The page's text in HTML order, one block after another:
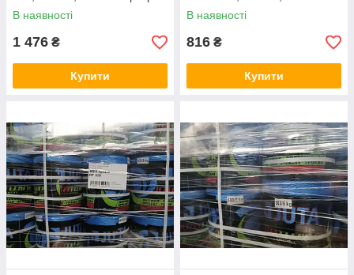
з ПДВ
В наявності
1 476 ₴
Купити
розрив; ціна з ПДВ
В наявності
816 ₴
Купити